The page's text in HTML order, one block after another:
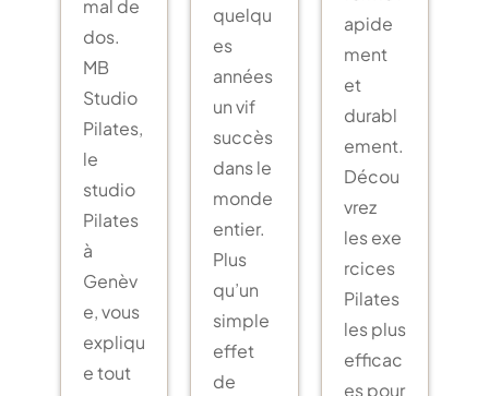
dos.
MB
Studio
Pilates,
le
studio
Pilates
à
Genèv
e, vous
expliqu
e tout
quelqu
es
années
un vif
succès
dans le
monde
entier.
Plus
qu’un
simple
effet
de
apide
ment
et
durabl
ement.
Décou
vrez
les exe
rcices
Pilates
les plus
efficac
es pour